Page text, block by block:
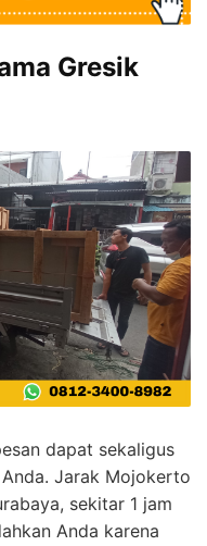
Gresik
dapat sekaligus
Jarak Mojokerto
sekitar 1 jam
Anda karena